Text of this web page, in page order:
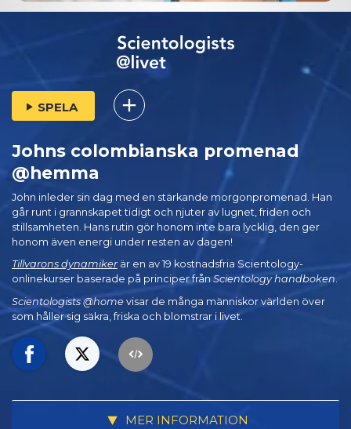
SPELA
Johns colombianska promenad
@hemma
John inleder sin dag med en stärkande morgonpromenad. Han
går runt i grannskapet tidigt och njuter av lugnet, friden och
stillsamheten. Hans rutin gör honom inte bara lycklig, den ger
honom även energi under resten av dagen!
Tillvarons dynamikerär en av 19 kostnadsfria Scientology-
onlinekurser baserade på principer från Scientology handboken.
Scientologists @home visar de många människor världen över
som håller sig säkra, friska och blomstrar i livet.
MER INFORMATION